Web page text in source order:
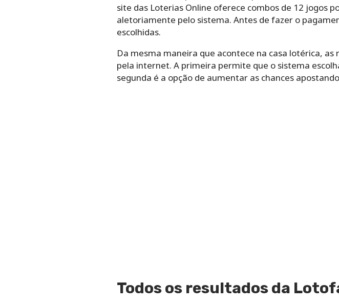
site das Loterias Online oferece combos de 12 jogos
aletoriamente pelo sistema. Antes de fazer o
escolhidas.
Da mesma maneira que acontece na casa lotérica,
pela internet. A primeira permite que o sistema
segunda é a opção de aumentar as chances
Todos os resultados da